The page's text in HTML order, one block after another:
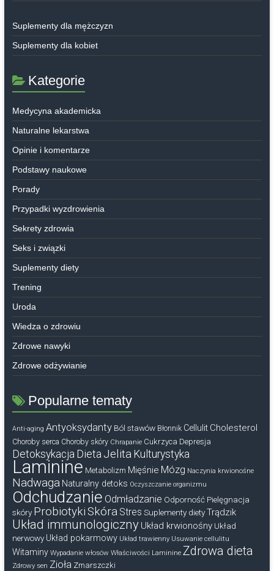
Suplementy dla mężczyzn
Suplementy dla kobiet
Kategorie
Medycyna akademicka
Naturalne lekarstwa
Opinie i komentarze
Podstawy naukowe
Porady
Przypadki wyzdrowienia
Sekrety zdrowia
Seks i związki
Suplementy diety
Trening
Uroda
Wiedza o zdrowiu
Zdrowe nawyki
Zdrowe odżywianie
Popularne tematy
Anti-aging Antyoksydanty Ból stawów Błonnik Cellulit Cholesterol
Choroby serca Choroby skóry Chrapanie Cukrzyca Depresja
Detoksykacja Dieta Jelita Kulturystyka
Laminine Metabolizm Mięśnie Mózg Naczynia krwionośne
Nadwaga Naturalny detoks Oczyszczanie organizmu
Odchudzanie Odmładzanie Odporność Pielęgnacja
skóry Probiotyki Skóra Stres Suplementy diety Trądzik
Układ immunologiczny Układ krwionośny Układ
nerwowy Układ pokarmowy Układ trawienny Usuwanie cellulitu
Witaminy Wypadanie włosów Właściwości Laminine Zdrowa dieta
Zdrowy sen Zioła Zmarszczki